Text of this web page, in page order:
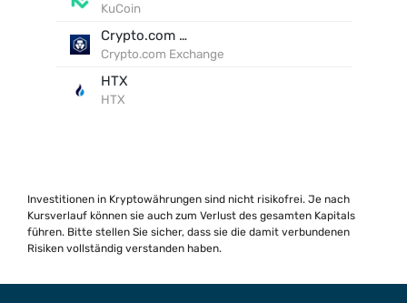
KuCoin
Crypto.com Exchange
Crypto.com Exchange
HTX
HTX
Investitionen in Kryptowährungen sind nicht risikofrei. Je nach
Kursverlauf können sie auch zum Verlust des gesamten Kapitals
führen. Bitte stellen Sie sicher, dass sie die damit verbundenen
Risiken vollständig verstanden haben.